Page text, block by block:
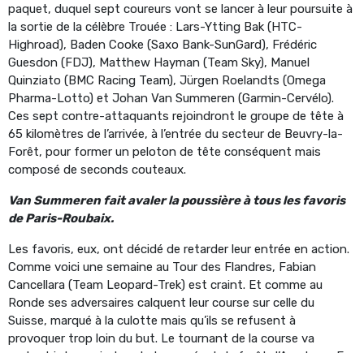
paquet, duquel sept coureurs vont se lancer à leur poursuite à
la sortie de la célèbre Trouée : Lars-Ytting Bak (HTC-
Highroad), Baden Cooke (Saxo Bank-SunGard), Frédéric
Guesdon (FDJ), Matthew Hayman (Team Sky), Manuel
Quinziato (BMC Racing Team), Jürgen Roelandts (Omega
Pharma-Lotto) et Johan Van Summeren (Garmin-Cervélo).
Ces sept contre-attaquants rejoindront le groupe de tête à
65 kilomètres de l’arrivée, à l’entrée du secteur de Beuvry-la-
Forêt, pour former un peloton de tête conséquent mais
composé de seconds couteaux.
Van Summeren fait avaler la poussière à tous les favoris
de Paris-Roubaix.
Les favoris, eux, ont décidé de retarder leur entrée en action.
Comme voici une semaine au Tour des Flandres, Fabian
Cancellara (Team Leopard-Trek) est craint. Et comme au
Ronde ses adversaires calquent leur course sur celle du
Suisse, marqué à la culotte mais qu’ils se refusent à
provoquer trop loin du but. Le tournant de la course va